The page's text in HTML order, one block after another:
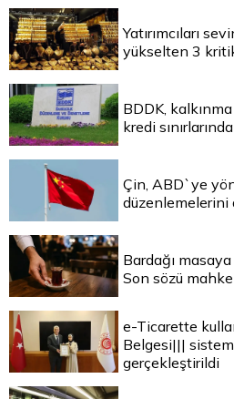
Yatırımcıları
yükselten 3
BDDK,
kredi
Çin, ABD`ye
düzenlemelerini
Bardağı
Son sözü
e-Ticarette
Belgesi|||
gerçekleştirildi